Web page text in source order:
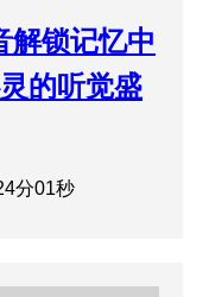
解锁记忆中
的听觉盛
分01秒